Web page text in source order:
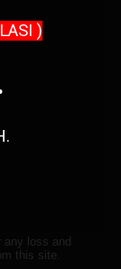
loss and
this site.
)